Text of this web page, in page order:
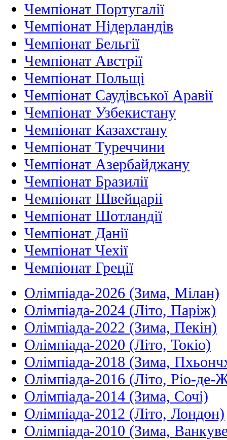
Чемпіонат Португалії
Чемпіонат Нідерландiв
Чемпіонат Бельгії
Чемпіонат Австрії
Чемпіонат Польщі
Чемпіонат Саудівської Аравії
Чемпіонат Узбекистану
Чемпіонат Казахстану
Чемпіонат Туреччини
Чемпіонат Азербайджану
Чемпіонат Бразилії
Чемпіонат Швейцаріі
Чемпіонат Шотландії
Чемпіонат Данії
Чемпіонат Чехії
Чемпіонат Греції
Олімпіада-2026 (Зима, Мілан)
Олімпіада-2024 (Літо, Паріж)
Олімпіада-2022 (Зима, Пекін)
Олімпіада-2020 (Літо, Токіо)
Олімпіада-2018 (Зима,
Олімпіада-2016 (Літо, Ріо-де-
Олімпіада-2014 (Зима, Сочі)
Олімпіада-2012 (Літо, Лондон)
Олімпіада-2010 (Зима,